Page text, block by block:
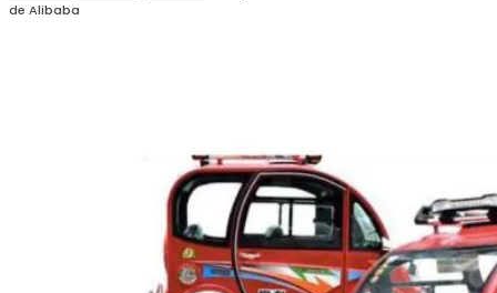
de Alibaba